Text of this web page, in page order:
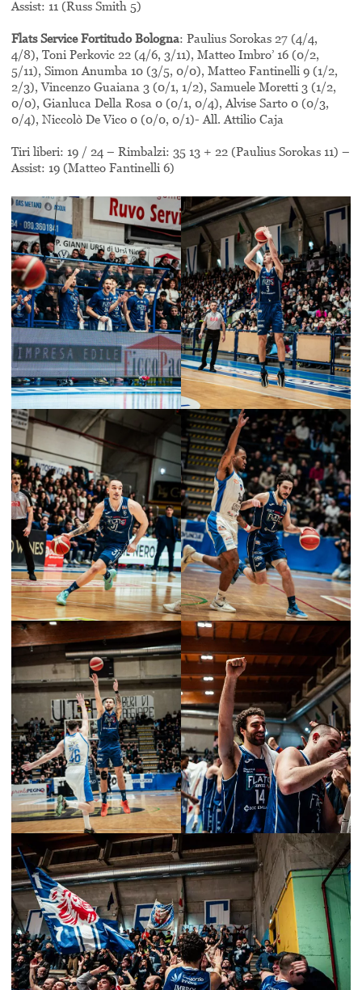
Assist: 11 (Russ Smith 5)
Flats Service Fortitudo Bologna: Paulius Sorokas 27 (4/4,
4/8), Toni Perkovic 22 (4/6, 3/11), Matteo Imbro’ 16 (0/2,
5/11), Simon Anumba 10 (3/5, 0/0), Matteo Fantinelli 9 (1/2,
2/3), Vincenzo Guaiana 3 (0/1, 1/2), Samuele Moretti 3 (1/2,
0/0), Gianluca Della Rosa 0 (0/1, 0/4), Alvise Sarto 0 (0/3,
0/4), Niccolò De Vico 0 (0/0, 0/1)- All. Attilio Caja
Tiri liberi: 19 / 24 – Rimbalzi: 35 13 + 22 (Paulius Sorokas 11) –
Assist: 19 (Matteo Fantinelli 6)